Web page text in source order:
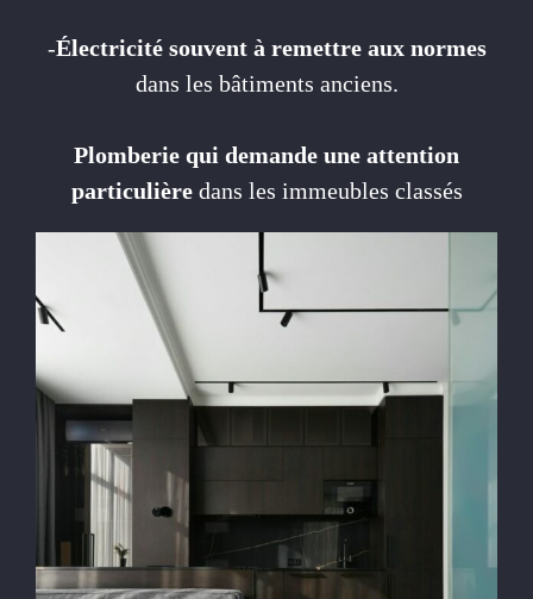
-Électricitésouvent à remettre aux normes
dans les bâtiments anciens.
Plomberie qui demande une attention
particulièredans les immeubles classés